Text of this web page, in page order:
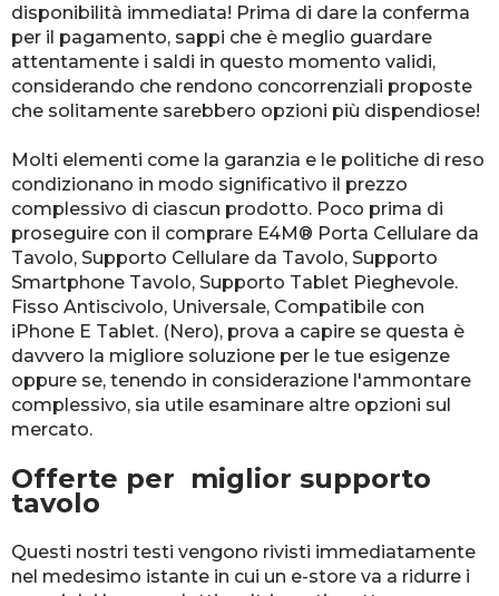
disponibilità immediata! Prima di dare la conferma
per il pagamento, sappi che è meglio guardare
attentamente i saldi in questo momento validi,
considerando che rendono concorrenziali proposte
che solitamente sarebbero opzioni più dispendiose!
Molti elementi come la garanzia e le politiche di reso
condizionano in modo significativo il prezzo
complessivo di ciascun prodotto. Poco prima di
proseguire con il comprare E4M® Porta Cellulare da
Tavolo, Supporto Cellulare da Tavolo, Supporto
Smartphone Tavolo, Supporto Tablet Pieghevole.
Fisso Antiscivolo, Universale, Compatibile con
iPhone E Tablet. (Nero), prova a capire se questa è
davvero la migliore soluzione per le tue esigenze
oppure se, tenendo in considerazione l'ammontare
complessivo, sia utile esaminare altre opzioni sul
mercato.
Offerte per miglior supporto
tavolo
Questi nostri testi vengono rivisti immediatamente
nel medesimo istante in cui un e-store va a ridurre i